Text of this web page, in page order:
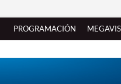
PROGRAMACIÓN